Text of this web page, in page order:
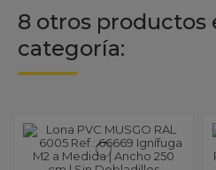
8 otros productos
categoría: